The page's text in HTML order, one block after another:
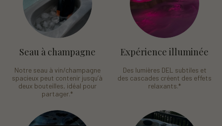
Seau à champagne
Notre seau à vin/champagne
spacieux peut contenir jusqu’à
deux bouteilles, idéal pour
partager.*
Expérience illuminée
Des lumières DEL subtiles et
des cascades créent des effets
relaxants.*